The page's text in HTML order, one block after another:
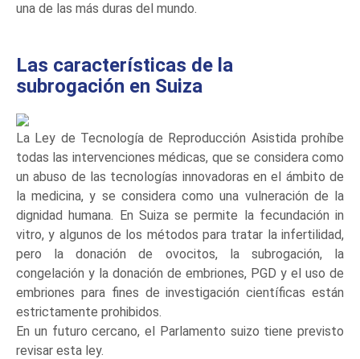
una de las más duras del mundo.
Las características de la
subrogación en Suiza
La Ley de Tecnología de Reproducción Asistida prohíbe
todas las intervenciones médicas, que se considera como
un abuso de las tecnologías innovadoras en el ámbito de
la medicina, y se considera como una vulneración de la
dignidad humana. En Suiza se permite la fecundación in
vitro, y algunos de los métodos para tratar la infertilidad,
pero la donación de ovocitos, la subrogación, la
congelación y la donación de embriones, PGD y el uso de
embriones para fines de investigación científicas están
estrictamente prohibidos.
En un futuro cercano, el Parlamento suizo tiene previsto
revisar esta ley.